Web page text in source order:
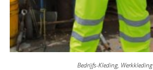
Bedrijfs-Kleding, Werkkleding